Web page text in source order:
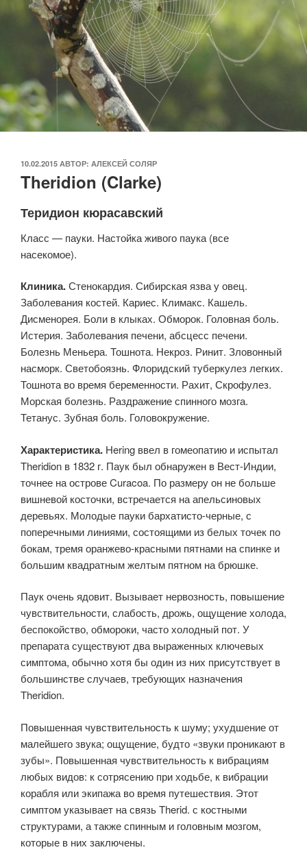
ОПУБЛИКОВАНО
10.02.2015 АВТОР: АЛЕКСЕЙ СОЛЯР
Theridion (Clarke)
Теридион кюрасавский
Класс — пауки. Настойка живого паука (все
насекомое).
Клиника.Стенокардия. Сибирская язва у овец.
Заболевания костей. Кариес. Климакс. Кашель.
Дисменорея. Боли в клыках. Обморок. Головная боль.
Истерия. Заболевания печени, абсцесс печени.
Болезнь Меньера. Тошнота. Некроз. Ринит. Зловонный
насморк. Светобоязнь. Флоридский туберкулез легких.
Тошнота во время беременности. Рахит, Скрофулез.
Морская болезнь. Раздражение спинного мозга.
Тетанус. Зубная боль. Головокружение.
Характеристика. Hering ввел в гомеопатию и испытал
Theridion в 1832 г. Паук был обнаружен в Вест-Индии,
точнее на острове Curacoa. По размеру он не больше
вишневой косточки, встречается на апельсиновых
деревьях. Молодые пауки бархатисто-черные, с
поперечными линиями, состоящими из белых точек по
бокам, тремя оранжево-красными пятнами на спинке и
большим квадратным желтым пятном на брюшке.
Паук очень ядовит. Вызывает нервозность, повышение
чувствительности, слабость, дрожь, ощущение холода,
беспокойство, обмороки, часто холодный пот. У
препарата существуют два выраженных ключевых
симптома, обычно хотя бы один из них присутствует в
большинстве случаев, требующих назначения
Theridion.
Повышенная чувствительность к шуму; ухудшение от
малейшего звука; ощущение, будто «звуки проникают в
зубы». Повышенная чувствительность к вибрациям
любых видов: к сотрясению при ходьбе, к вибрации
корабля или экипажа во время путешествия. Этот
симптом указывает на связь Therid. с костными
структурами, а также спинным и головным мозгом,
которые в них заключены.